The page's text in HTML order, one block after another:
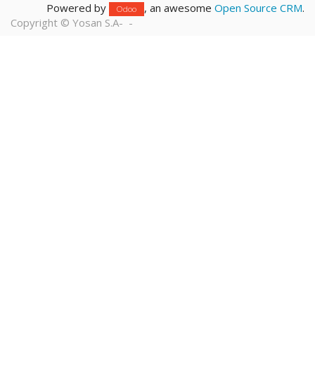
Powered by Odoo , an awesome Open Source CRM.
Copyright © Yosan S.A- -